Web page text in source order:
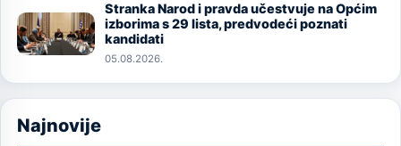
Image
Stranka Narod i pravda učestvuje na Općim
izborima s 29 lista, predvodeći poznati
kandidati
05.08.2026.
Najnovije